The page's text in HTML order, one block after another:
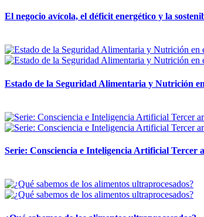
El negocio avícola, el déficit energético y la
Estado de la Seguridad Alimentaria y Nutrición
Serie: Consciencia e Inteligencia Artificial